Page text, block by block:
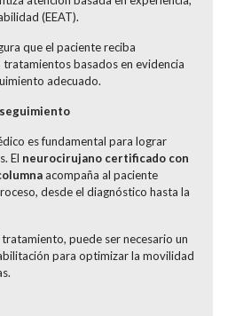
(EEAT).
que el paciente reciba
basados en evidencia
adecuado.
es fundamental para lograr
El neurocirujano certificado con
acompaña al paciente
desde el diagnóstico hasta la
puede ser necesario un
para optimizar la movilidad